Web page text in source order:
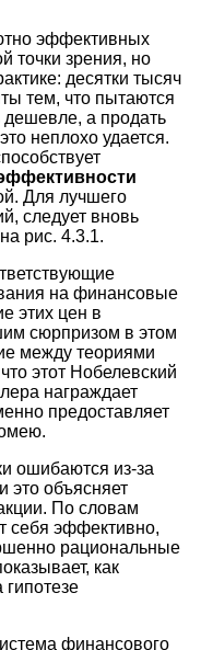
эффективных
точки зрения, но
десятки тысяч
тем, что пытаются
дешевле, а продать
неплохо удается.
Для лучшего
следует вновь
рис. 4.3.1.
на финансовые
этих цен в
сюрпризом в этом
между теориями
этот Нобелевский
награждает
предоставляет
ошибаются из-за
это объясняет
По словам
себя эффективно,
рациональные
как
финансового